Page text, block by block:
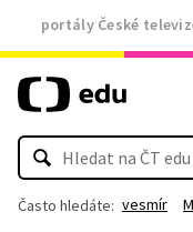
portály České
Často hledáte: vesmír